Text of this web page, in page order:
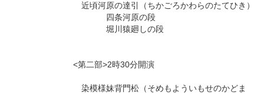
近頃河原の達引（ちかごろかわらのたてひき）
四条河原の段
堀川猿廻しの段
<第二部>2時30分開演
染模様妹背門松（そめもよういもせのかどま